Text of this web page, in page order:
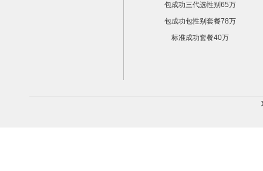
包成功三代选性别65万
包成功包性别套餐78万
标准成功套餐40万